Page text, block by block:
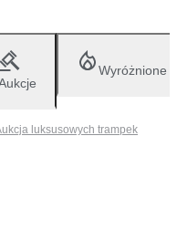
Wyróżnione
luksusowych trampek